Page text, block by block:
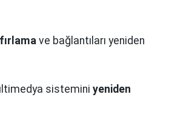
ve bağlantıları yeniden
sistemini yeniden